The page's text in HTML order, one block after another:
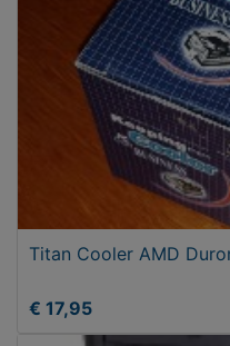
Titan Cooler AMD
€ 17,95